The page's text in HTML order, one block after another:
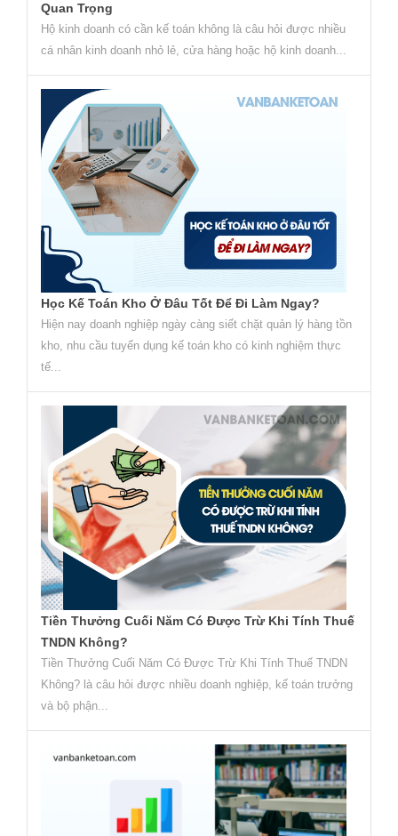
Quan Trọng
Hộ kinh doanh có cần kế toán không là câu hỏi được nhiều
cá nhân kinh doanh nhỏ lẻ, cửa hàng hoặc hộ kinh doanh...
Học Kế Toán Kho Ở Đâu Tốt Để Đi Làm Ngay?
Hiện nay doanh nghiệp ngày càng siết chặt quản lý hàng tồn
kho, nhu cầu tuyển dụng kế toán kho có kinh nghiệm thực
tế...
Tiền Thưởng Cuối Năm Có Được Trừ Khi Tính Thuế
TNDN Không?
Tiền Thưởng Cuối Năm Có Được Trừ Khi Tính Thuế TNDN
Không? là câu hỏi được nhiều doanh nghiệp, kế toán trưởng
và bộ phận...